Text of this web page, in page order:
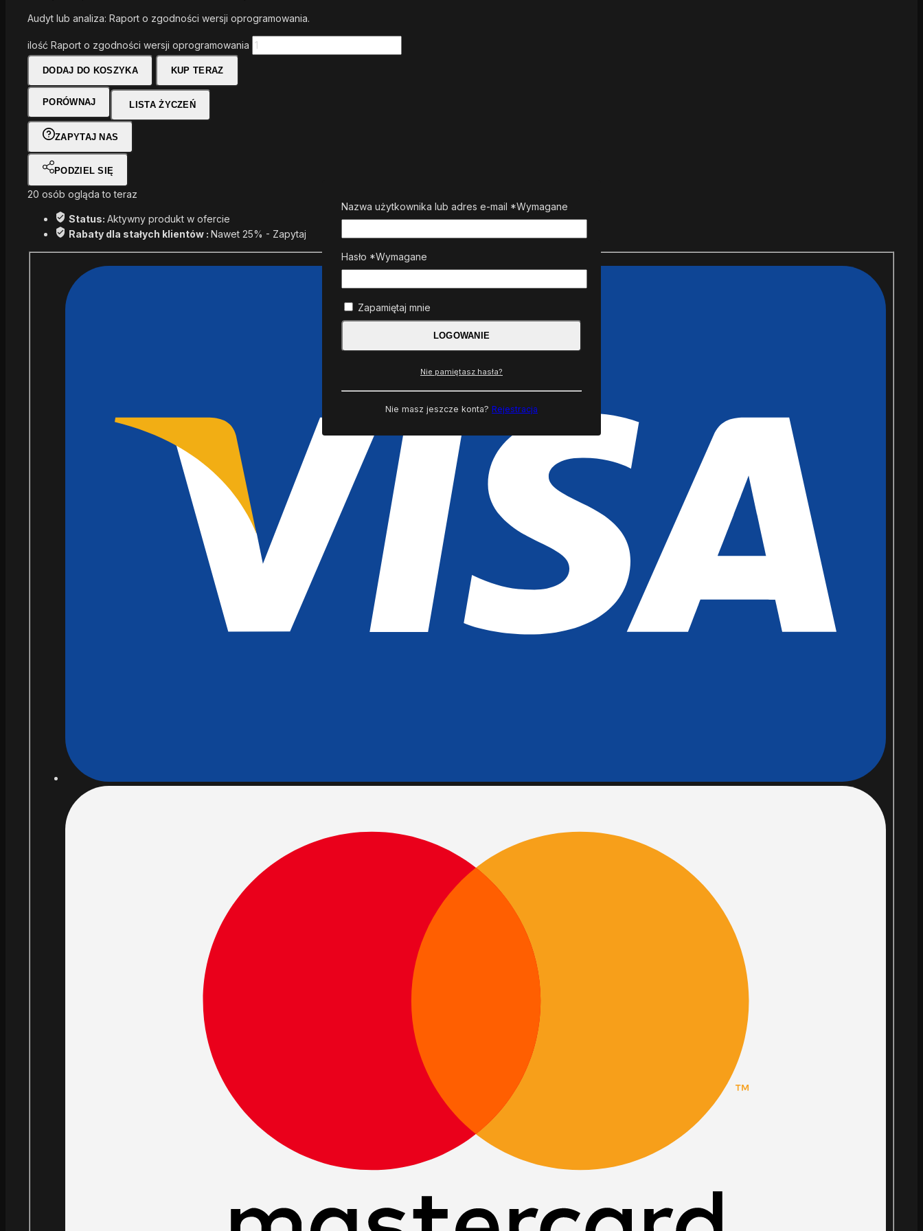
Audyt lub analiza: Raport o zgodności wersji oprogramowania.
ilość Raport o zgodności wersji oprogramowania
DODAJ DO KOSZYKA KUP TERAZ
PORÓWNAJ LISTA ŻYCZEŃ
ZAPYTAJ NAS
PODZIEL SIĘ
20 osób ogląda to teraz
Status: Aktywny produkt w ofercie
Rabaty dla stałych klientów : Nawet 25% - Zapytaj
Nazwa użytkownika lub adres e-mail *Wymagane
Hasło *Wymagane
Zapamiętaj mnie
LOGOWANIE
Nie pamiętasz hasła?
Nie masz jeszcze konta? Rejestracja